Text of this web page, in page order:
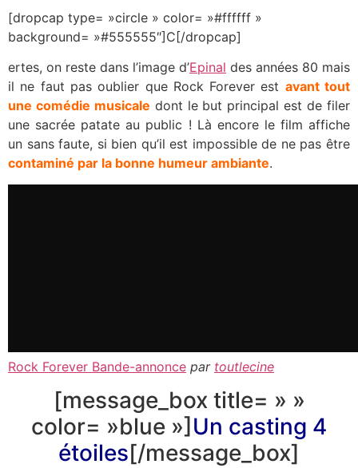
[dropcap type= »circle » color= »#ffffff »
background= »#555555″]C[/dropcap]
ertes, on reste dans l’image d’Epinal des années 80 mais
il ne faut pas oublier que Rock Forever est avant tout
une comédie musicale dont le but principal est de filer
une sacrée patate au public ! Là encore le film affiche
un sans faute, si bien qu’il est impossible de ne pas être
contaminé par la bonne humeur ambiante.
Rock Forever Bande-annonce par toutlecine
[message_box title= » »
color= »blue »] Un casting 4
étoiles[/message_box]